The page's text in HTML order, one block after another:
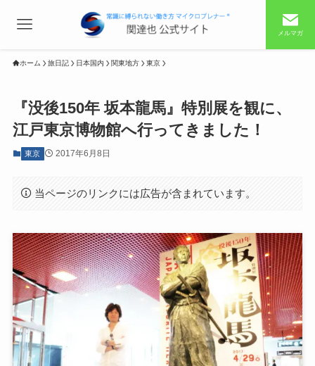
メルマガ
ホーム 旅日記 日本国内 関東地方 東京
『没後150年 坂本龍馬』特別展を観に、
江戸東京博物館へ行ってきました！
東京 2017年6月8日
当ページのリンクには広告が含まれています。